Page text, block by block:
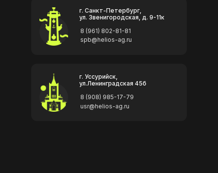
г. Уссурийск,
ул.Ленинградская 45б
8 (908) 985-17-79
usr@helios-ag.ru
г. Санкт-Петербург,
ул. Звенигородская, д. 9-11к
8 (961) 802-81-81
spb@helios-ag.ru